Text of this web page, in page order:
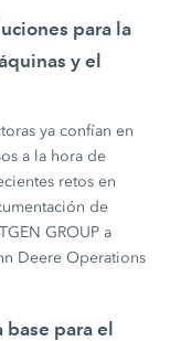
para la
y el
ya confían en
a la hora de
retos en
de
GROUP a
Deere Operations
para el